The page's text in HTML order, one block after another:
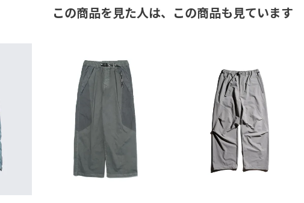
この商品を見た人は、 この商品も見ています